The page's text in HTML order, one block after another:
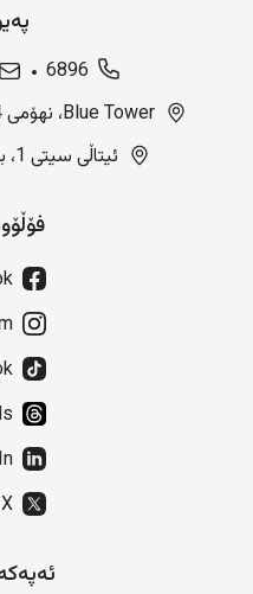
6896
Blue Tower، نهۆمی 4، ئۆفیسی 407، بەغدا، عێراق
ئیتاڵی سیتی 1، بینای 130 هەولێر، عێراق
X